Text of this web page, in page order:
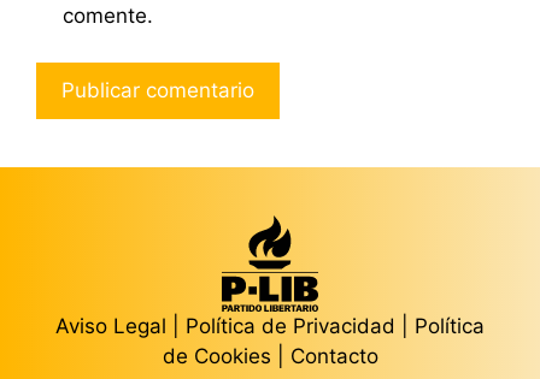
comente.
Aviso Legal Política de Privacidad
Política
de Cookies
Contacto